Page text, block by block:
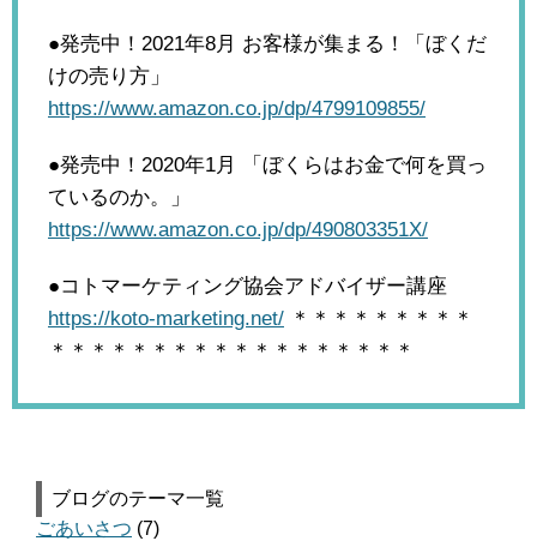
●発売中！2021年8月 お客様が集まる！「ぼくだ
けの売り方」
https://www.amazon.co.jp/dp/4799109855/
●発売中！2020年1月
「ぼくらはお金で何を買っ
ているのか。」
https://www.amazon.co.jp/dp/490803351X/
●コトマーケティング協会アドバイザー講座
https://koto-marketing.net/ ＊＊＊＊＊＊＊＊＊
＊＊＊＊＊＊＊＊＊＊＊＊＊＊＊＊＊＊
ブログのテーマ一覧
ごあいさつ (7)